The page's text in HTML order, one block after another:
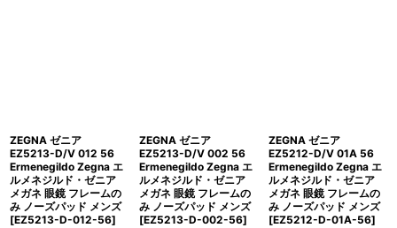
ZEGNA ゼニア
EZ5213-D/V 012 56
Ermenegildo Zegna エ
ルメネジルド・ゼニア
メガネ 眼鏡 フレームの
み ノーズパッド メンズ
[EZ5213-D-012-56]
ZEGNA ゼニア
EZ5213-D/V 002 56
Ermenegildo Zegna エ
ルメネジルド・ゼニア
メガネ 眼鏡 フレームの
み ノーズパッド メンズ
[EZ5213-D-002-56]
ZEGNA ゼニア
EZ5212-D/V 01A 56
Ermenegildo Zegna エ
ルメネジルド・ゼニア
メガネ 眼鏡 フレームの
み ノーズパッド メンズ
[EZ5212-D-01A-56]